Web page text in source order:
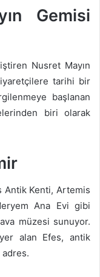
Gemisi
Nusret Mayın
tarihi bir
başlanan
biri olarak
Antik Kenti, Artemis
Ana Evi gibi
müzesi sunuyor.
yer alan Efes, antik